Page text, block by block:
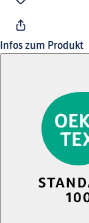
Infos zum Produkt